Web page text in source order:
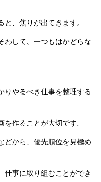
、焦りが出てきます。
わして、一つもはかどらな
りやるべき仕事を整理する
作ることが大切です。
どから、優先順位を見極め
仕事に取り組むことができ